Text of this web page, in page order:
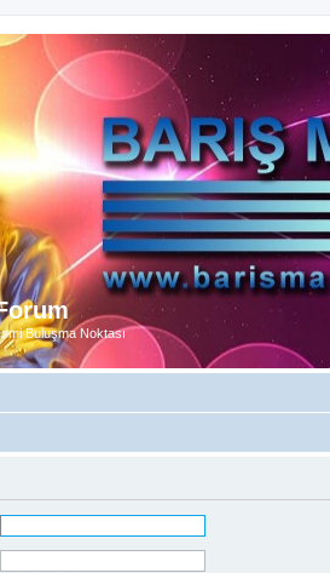
Buluşma Noktası